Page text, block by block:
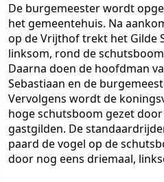
De burgemeester wordt
het gemeentehuis. Na
op de Vrijthof trekt het Gilde
linksom, rond de
Daarna doen de hoofdman
Sebastiaan en de
Vervolgens wordt de
hoge schutsboom gezet
gastgilden. De
paard de vogel op de
door nog eens driemaal,